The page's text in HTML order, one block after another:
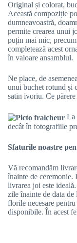
Original și colorat,
Această compoziție
dumneavoastră,
permite crearea unui
puțin mai mic,
completează acest
în valoare ansamblul.
Ne place, de
unui buchet rotund și
satin ivoriu. Ce părere
La
decât în fotografiile
Sfaturile noastre
Vă recomandăm
înainte de ceremonie.
livrarea joi este
zile înainte de data
florile necesare
disponibile. În acest